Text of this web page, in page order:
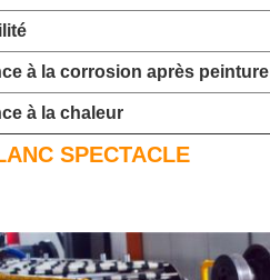
à la corrosion après peinture
à la chaleur
SPECTACLE